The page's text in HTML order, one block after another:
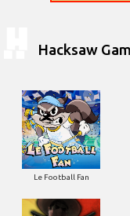
Hacksaw
Le Football Fan